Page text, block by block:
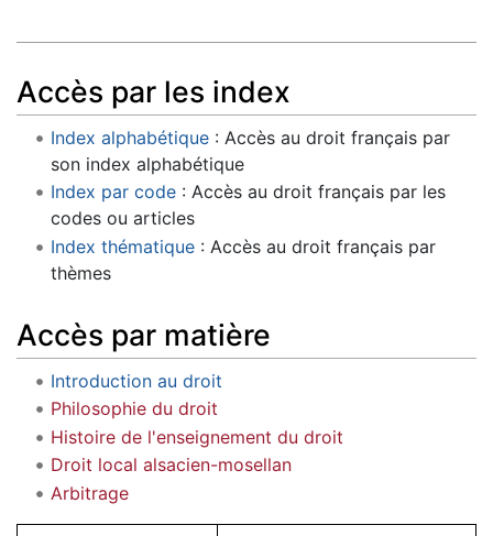
Accès par les index
Index alphabétique: Accès au droit français par
son index alphabétique
Index par code: Accès au droit français par les
codes ou articles
Index thématique: Accès au droit français par
thèmes
Accès par matière
Introduction au droit
Philosophie du droit
Histoire de l'enseignement du droit
Droit local alsacien-mosellan
Arbitrage